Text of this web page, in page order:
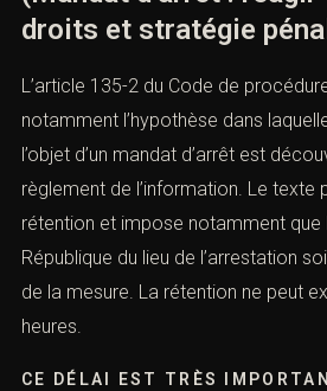
être suivie, localisée, encadrée et
VIII. Le cas particulier
135-2
(Mandat d’arrêt : réagir
droits et stratégie
article 135-2 du Code de procédure
faisant l’objet d’un mandat d’arrêt